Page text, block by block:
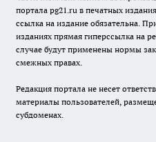
портала pg21.ru в печатных
ссылка на издание обязательна.
изданиях прямая гиперссылка на
случае будут применены нормы
смежных правах.
Редакция портала не несет
материалы пользователей,
субдоменах.